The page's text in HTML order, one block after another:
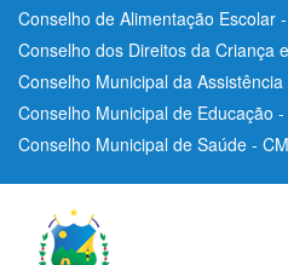
Conselho de Alimentação Escolar
Conselho dos Direitos da Criança
Conselho Municipal da
Conselho Municipal de Educação
Conselho Municipal de Saúde -